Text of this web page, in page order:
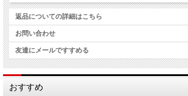
返品についての詳細はこちら
お問い合わせ
友達にメールですすめる
おすすめ